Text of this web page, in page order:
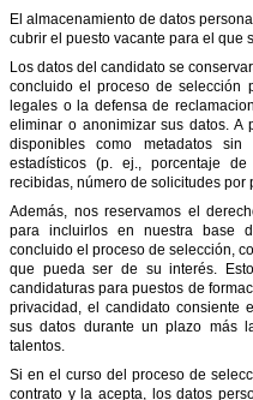
El almacenamiento de datos
cubrir el puesto vacante para el que
Los datos del candidato se
concluido el proceso de selección
legales o la defensa de
eliminar o anonimizar sus datos. A
disponibles como metadatos
estadísticos (p. ej., porcentaje
recibidas, número de solicitudes por
Además, nos reservamos el
para incluirlos en nuestra base
concluido el proceso de selección,
que pueda ser de su interés.
candidaturas para puestos de
privacidad, el candidato consiente
sus datos durante un plazo más
talentos.
Si en el curso del proceso de
contrato y la acepta, los datos